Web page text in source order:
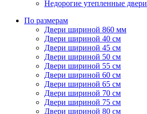
Недорогие утепленные двери
По размерам
Двери шириной 860 мм
Двери шириной 40 см
Двери шириной 45 см
Двери шириной 50 см
Двери шириной 55 см
Двери шириной 60 см
Двери шириной 65 см
Двери шириной 70 см
Двери шириной 75 см
Двери шириной 80 см